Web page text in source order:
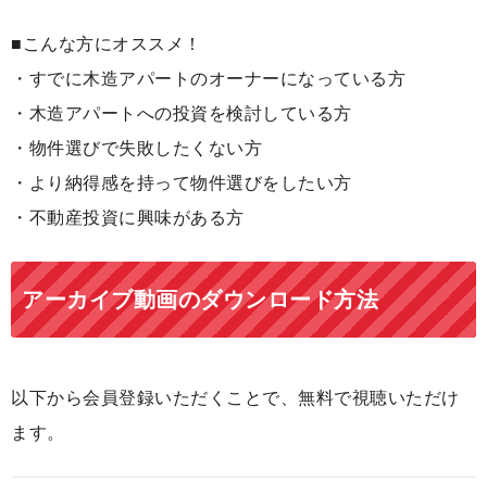
■こんな方にオススメ！
・すでに木造アパートのオーナーになっている方
・木造アパートへの投資を検討している方
・物件選びで失敗したくない方
・より納得感を持って物件選びをしたい方
・不動産投資に興味がある方
アーカイブ動画のダウンロード方法
以下から会員登録いただくことで、無料で視聴いただけ
ます。